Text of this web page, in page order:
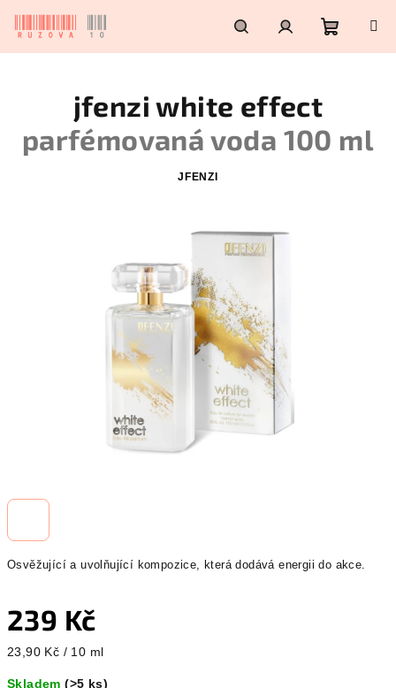
HledatPřihlášeníNákupní
Osvěžující a uvolňující kompozice, která dodává energii do akce.
239 Kč
Měrná
23,90 Kč / 10 ml
Skladem(>5 ks)
jfenzi white effect
parfémovaná voda 100 ml
JFENZI